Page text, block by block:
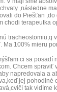
,následne
do Piešťan
chodi terapeutka
tracheostomiu,q
Ma 100% mieru
ci sa posadí
Chcem spraviť
napredovala a
jej pohodlné
tak vidíme